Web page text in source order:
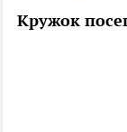
Кружок